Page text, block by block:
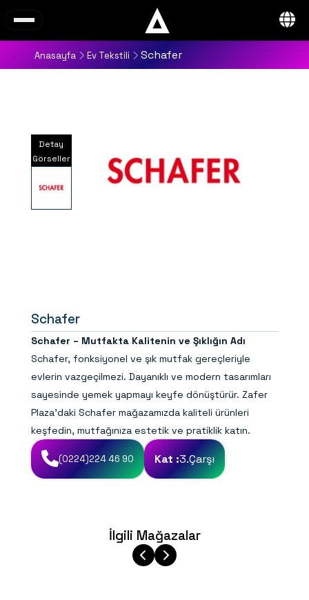
Anasayfa Ev Tekstili Schafer
Detay
Görseller
Schafer
Schafer – Mutfakta Kalitenin ve Şıklığın Adı
Schafer, fonksiyonel ve şık mutfak gereçleriyle
evlerin vazgeçilmezi. Dayanıklı ve modern tasarımları
sayesinde yemek yapmayı keyfe dönüştürür. Zafer
Plaza’daki Schafer mağazamızda kaliteli ürünleri
keşfedin, mutfağınıza estetik ve pratiklik katın.
(0224)224 46 90 Kat :3.Çarşı
İlgili Mağazalar